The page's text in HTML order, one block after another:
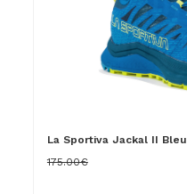
La Sportiva Jackal II Bleu
175.00€